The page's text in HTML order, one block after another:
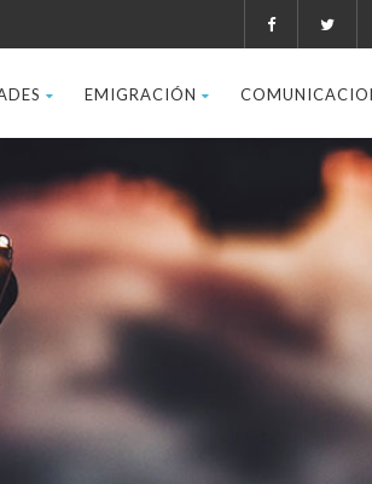
EMIGRACIÓN